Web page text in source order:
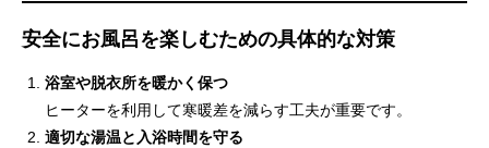
安全にお風呂を楽しむための具体的な対策
浴室や脱衣所を暖かく保つ
ヒーターを利用して寒暖差を減らす工夫が重要です。
適切な湯温と入浴時間を守る